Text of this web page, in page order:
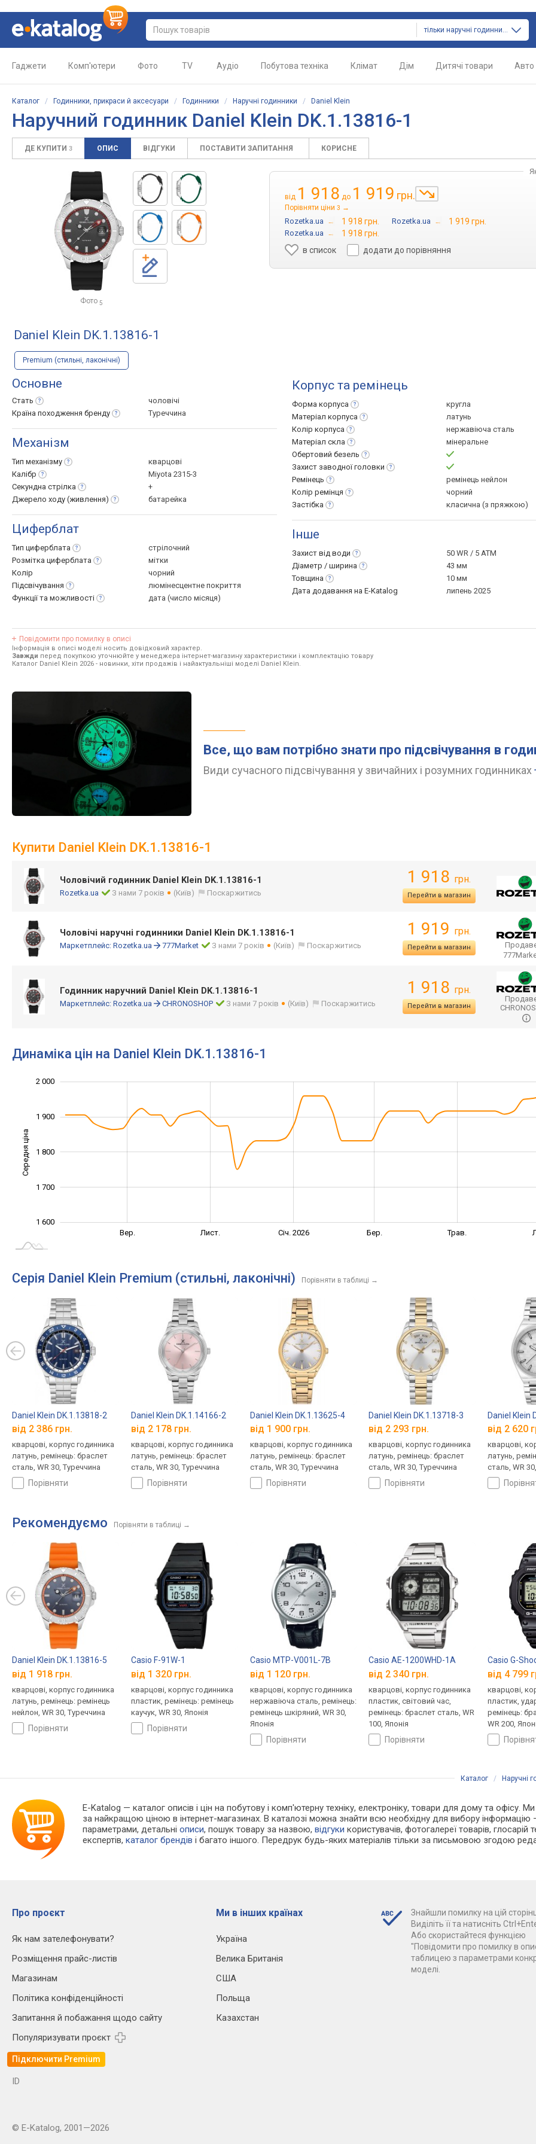
тільки наручні годинники
Гаджети Комп'ютери Фото TV Аудіо Побутова техніка Клімат Дім Дитячі товари Авто
Каталог / Годинники, прикраси й аксесуари / Годинники / Наручні годинники / Daniel Klein
Наручний годинник Daniel Klein DK.1.13816-1
ДЕ КУПИТИ 3 ОПИС ВІДГУКИ ПОСТАВИТИ ЗАПИТАННЯ КОРИСНЕ
Фото 5
від 1 918 до 1 919 грн.
Порівняти ціни 3 →
Rozetka.ua → 1 918 грн. Rozetka.ua → 1 919 грн.
Rozetka.ua →
1 918 грн.
в список
додати до порівняння
Daniel Klein DK.1.13816-1
Premium (стильні, лаконічні)
Основне
Стать
чоловічі
Країна походження бренду Туреччина
Механізм
Тип механізму
кварцові
Калібр
Miyota 2315-3
Секундна стрілка
+
Джерело ходу (живлення) батарейка
Циферблат
Тип циферблата
стрілочний
Розмітка циферблата
мітки
Колір
чорний
Підсвічування
люмінесцентне покриття
Функції та можливості дата (число місяця)
Корпус та ремінець
Форма корпуса
кругла
Матеріал корпуса
латунь
Колір корпуса
нержавіюча сталь
Матеріал скла
мінеральне
Обертовий безель
Захист заводноїголовки
Ремінець
ремінець нейлон
Колір ремінця
чорний
Застібка
класична (з пряжкою)
Інше
Захист від води
50 WR / 5 ATM
Діаметр / ширина
43 мм
Товщина
10 мм
Дата додавання на E-Katalog
липень 2025
Повідомити про помилку в описі
Інформація в описі моделі носить довідковий характер.
Завжди перед покупкою уточнюйте у менеджера інтернет-магазину характеристики і комплектацію товару
Каталог Daniel Klein 2026 - новинки, хіти продажів і найактуальніші моделі Daniel Klein.
Все, що вам потрібно знати про підсвічування в
Види сучасного підсвічування у звичайних і розумних годинниках
Купити Daniel Klein DK.1.13816-1
Чоловічий годинник Daniel Klein DK.1.13816-1
Rozetka.ua З нами 7 років (Київ) Поскаржитись
1 918 грн.
Перейти в магазин
Чоловічі наручні годинники Daniel Klein DK.1.13816-1
Маркетплейс: Rozetka.ua 777Market З нами 7 років (Київ) Поскаржитись
1 919 грн.
Перейти в магазин
Годинник наручний Daniel Klein DK.1.13816-1
Маркетплейс: Rozetka.ua CHRONOSHOP З нами 7 років (Київ) Поскаржитись
1 918 грн.
Перейти в магазин
Динаміка цін на Daniel Klein DK.1.13816-1
Середня ціна 1 600
1 600
1 700
1 800
1 900
2 000
Вер. Лист. Січ. 2026 Бер. Трав.
Серія Daniel Klein Premium (стильні, лаконічні) Порівняти в таблиці →
Daniel Klein DK.1.13818-2
від 2 386 грн.
кварцові, корпус годинника
латунь, ремінець: браслет
сталь, WR 30, Туреччина
порівняти
Daniel Klein DK.1.14166-2
від 2 178 грн.
кварцові, корпус годинника
латунь, ремінець: браслет
сталь, WR 30, Туреччина
порівняти
Daniel Klein DK.1.13625-4
від 1 900 грн.
кварцові, корпус годинника
латунь, ремінець: браслет
сталь, WR 30, Туреччина
порівняти
Daniel Klein DK.1.13718-3
від 2 293 грн.
кварцові, корпус годинника
латунь, ремінець: браслет
сталь, WR 30, Туреччина
порівняти
Daniel Klein
від 2 620
кварцові,
латунь,
сталь, WR
Рекомендуємо Порівняти в таблиці →
Daniel Klein DK.1.13816-5
від 1 918 грн.
кварцові, корпус годинника
латунь, ремінець: ремінець
нейлон, WR 30, Туреччина
порівняти
Casio F-91W-1
від 1 320 грн.
кварцові, корпус годинника
пластик, ремінець: ремінець
каучук, WR 30, Японія
порівняти
Casio MTP-V001L-7B
від 1 120 грн.
кварцові, корпус годинника
нержавіюча сталь, ремінець:
ремінець шкіряний, WR 30,
Японія
порівняти
Casio AE-1200WHD-1A
від 2 340 грн.
кварцові, корпус годинника
пластик, світовий час,
ремінець: браслет сталь, WR
100, Японія
порівняти
Casio G-
від 4 799
кварцові,
пластик,
ремінець:
WR 200,
Каталог / Наручні
E-Katalog — каталог описів і цін на побутову і комп'ютерну техніку, електроніку, товари для дому та офісу.
за найкращою ціною в інтернет-магазинах. В каталозі можна знайти всю необхідну для вибору
параметрами, детальніописи, пошук товару за назвою,відгуки користувачів, фотогалереї товарів, глосарій
експертів,каталог брендів і багато іншого. Передрук будь-яких матеріалів тільки за письмовою згодою
Про проєкт
Як нам зателефонувати?
Розміщення прайс-листів
Магазинам
Політика конфіденційності
Запитання й побажання щодо сайту
Популяризувати проєкт
Підключити Premium
Ми в інших країнах
Україна
Велика Британія
США
Польща
Казахстан
Знайшли помилку на цій
Виділіть її та натисніть
Або скористайтеся функцією
"Повідомити про помилку в
таблицею з параметрами
моделі.
ID
© E-Katalog, 2001—2026